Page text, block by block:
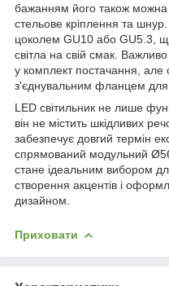
бажанням його також можна
стельове кріплення та
цоколем GU10 або GU5.3,
світла на свій смак.
у комплект постачання, але
з'єднувальним фланцем для
LED світильник не лише
він не містить шкідливих
забезпечує довгий термін
спрямований модульний
стане ідеальним вибором
створення акцентів і
дизайном.
Приховати